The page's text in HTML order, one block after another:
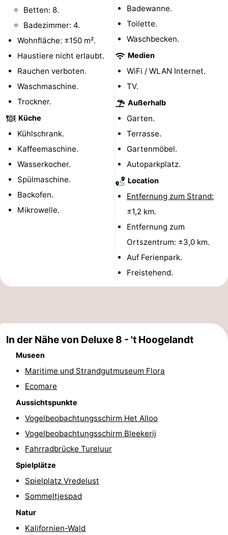
Hoogelandt
Beach
Texel
De
-
Texel
Kustpark
Texel
-
Sluftervallei
Strandhuys
-
Villapark
Residentie
Villapark
Hotels
&
tun
-
Museen
-
Denkmäler
Kirchen
Mühlen
Aussichtspunkte
Attraktionen
Rundfahrten
Spielplätze
Betten: 8.
Badezimmer: 4.
Wohnfläche: ±150 m².
Haustiere nicht erlaubt.
Rauchen verboten.
Waschmaschine.
Trockner.
Küche
Kühlschrank.
Kaffeemaschine.
Wasserkocher.
Spülmaschine.
Backofen.
Mikrowelle.
Badewanne.
Toilette.
Waschbecken.
Medien
WiFi / WLAN Internet.
TV.
Außerhalb
Garten.
Terrasse.
Gartenmöbel.
Autoparkplatz.
Location
Entfernung zum Strand:
±1,2 km.
Entfernung zum
Ortszentrum: ±3,0 km.
Auf Ferienpark.
Freistehend.
In der Nähe von Deluxe 8 - 't Hoogelandt
Museen
Maritime und Strandgutmuseum Flora
Ecomare
Aussichtspunkte
Vogelbeobachtungsschirm Het Alloo
Vogelbeobachtungsschirm Bleekerij
Fahrradbrücke Tureluur
Spielplätze
Spielplatz Vredelust
Sommeltjespad
Natur
Kalifornien-Wald